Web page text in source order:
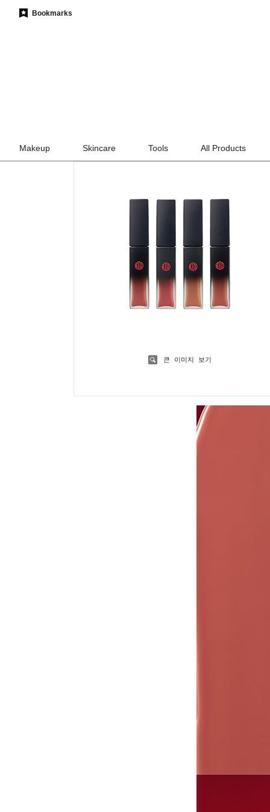
Bookmarks
Makeup Skincare Tools All Products
큰 이미지 보기